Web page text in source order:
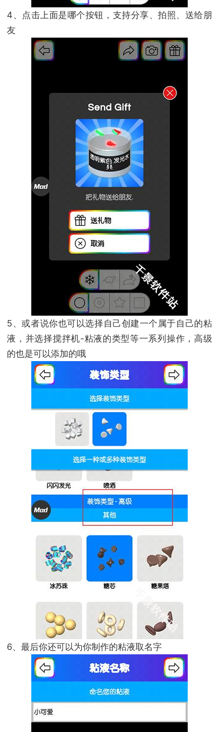
4、点击上面是哪个按钮，支持分享、拍照、送给朋
友
5、或者说你也可以选择自己创建一个属于自己的粘
液，并选择搅拌机-粘液的类型等一系列操作，高级
的也是可以添加的哦
6、最后你还可以为你制作的粘液取名字